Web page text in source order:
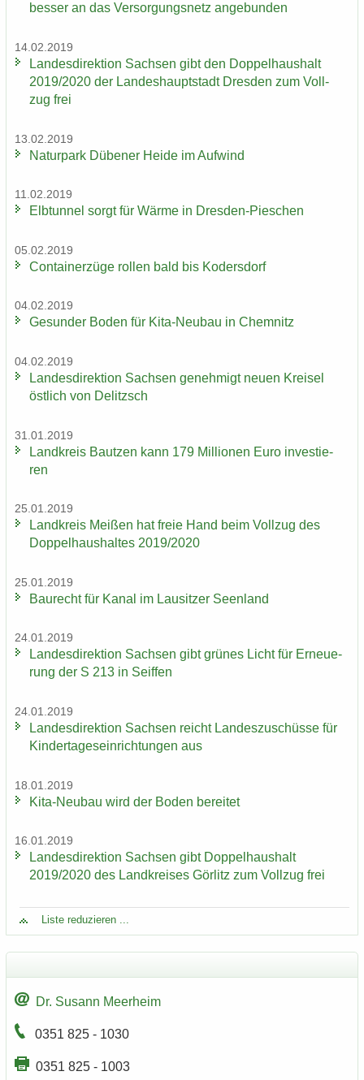
bes­ser an das Ver­sor­gungs­netz an­ge­bun­den
14.02.2019
Lan­des­di­rek­ti­on Sach­sen gibt den Dop­pel­haus­halt
2019/2020 der Lan­des­haupt­stadt Dres­den zum Voll­
zug frei
13.02.2019
Na­tur­park Dü­be­ner Heide im Auf­wind
11.02.2019
Elb­tun­nel sorgt für Wärme in Dresden-​Pieschen
05.02.2019
Con­tai­ner­zü­ge rol­len bald bis Ko­ders­dorf
04.02.2019
Ge­sun­der Boden für Kita-​Neubau in Chem­nitz
04.02.2019
Lan­des­di­rek­ti­on Sach­sen ge­neh­migt neuen Krei­sel
öst­lich von De­litzsch
31.01.2019
Land­kreis Baut­zen kann 179 Mil­lio­nen Euro in­ves­tie­
ren
25.01.2019
Land­kreis Mei­ßen hat freie Hand beim Voll­zug des
Dop­pel­haus­hal­tes 2019/2020
25.01.2019
Bau­recht für Kanal im Lau­sit­zer Se­en­land
24.01.2019
Lan­des­di­rek­ti­on Sach­sen gibt grü­nes Licht für Er­neue­
rung der S 213 in Seif­fen
24.01.2019
Lan­des­di­rek­ti­on Sach­sen reicht Lan­des­zu­schüs­se für
Kin­der­ta­ges­ein­rich­tun­gen aus
18.01.2019
Kita-​Neubau wird der Boden be­rei­tet
16.01.2019
Lan­des­di­rek­ti­on Sach­sen gibt Dop­pel­haus­halt
2019/2020 des Land­krei­ses Gör­litz zum Voll­zug frei
Liste re­du­zie­ren ...
Dr. Su­sann Meer­heim
0351 825 - 1030
0351 825 - 1003